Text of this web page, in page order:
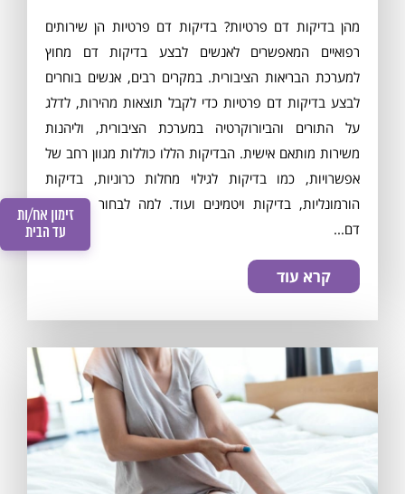
מהן בדיקות דם פרטיות? בדיקות דם פרטיות הן שירותים
רפואיים המאפשרים לאנשים לבצע בדיקות דם מחוץ
למערכת הבריאות הציבורית. במקרים רבים, אנשים בוחרים
לבצע בדיקות דם פרטיות כדי לקבל תוצאות מהירות, לדלג
על התורים והביורוקרטיה במערכת הציבורית, וליהנות
משירות מותאם אישית. הבדיקות הללו כוללות מגוון רחב של
אפשרויות, כמו בדיקות לגילוי מחלות כרוניות, בדיקות
הורמונליות, בדיקות ויטמינים ועוד. למה לבחור בבדיקות
דם...
קרא עוד
זימון אח/ות
עד הבית